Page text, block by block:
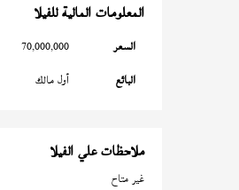
المعلومات المالية للفيلا
السعر 70,000,000
البائع
أول مالك
ملاحظات علي الفيلا
غير متاح